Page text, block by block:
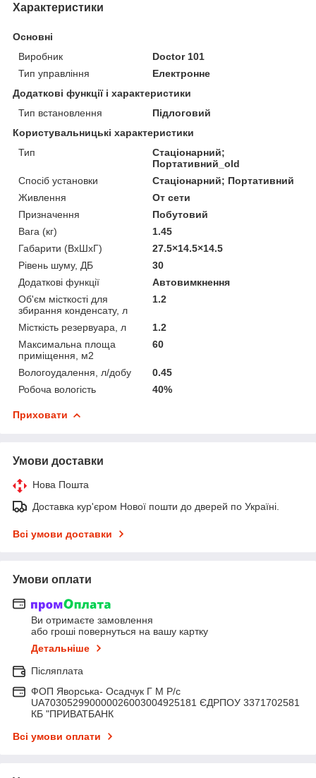
Характеристики
Основні
Виробник
Doctor 101
Тип управління
Електронне
Додаткові функції і характеристики
Тип встановлення
Підлоговий
Користувальницькі характеристики
Тип
Стаціонарний;
Портативний_old
Спосіб установки
Стаціонарний; Портативний
Живлення
От сети
Призначення
Побутовий
Вага (кг)
1.45
Габарити (ВхШхГ)
27.5×14.5×14.5
Рівень шуму, ДБ
30
Додаткові функції
Автовимкнення
Об'єм місткості для
збирання конденсату, л
1.2
Місткість резервуара, л
1.2
Максимальна площа
приміщення, м2
60
Вологоудалення, л/добу
0.45
Робоча вологість
40%
Приховати
Умови доставки
Нова Пошта
Доставка кур'єром Нової пошти до дверей по Україні.
Всі умови доставки
Умови оплати
Ви отримаєте замовлення
або гроші повернуться на вашу картку
Детальніше
Післяплата
ФОП Яворська- Осадчук Г М Р/c
UA703052990000026003004925181 ЄДРПОУ 3371702581
КБ "ПРИВАТБАНК
Всі умови оплати